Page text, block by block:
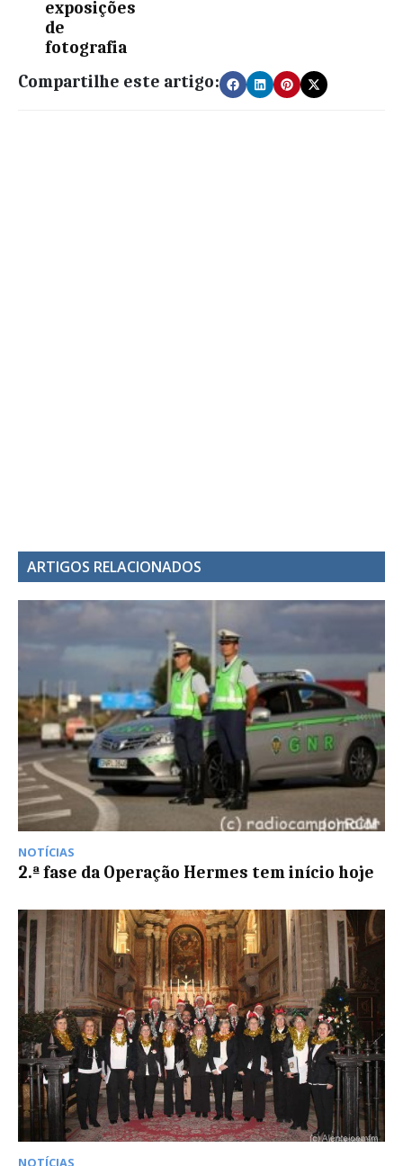
exposições
de
fotografia
Compartilhe este artigo:
ARTIGOS RELACIONADOS
NOTÍCIAS
2.ª fase da Operação Hermes tem início hoje
NOTÍCIAS